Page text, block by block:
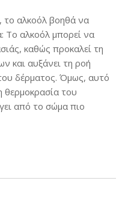
το αλκοόλ βοηθά να
Το αλκοόλ μπορεί να
καθώς προκαλεί τη
και αυξάνει τη ροή
δέρματος. Όμως, αυτό
θερμοκρασία του
από το σώμα πιο